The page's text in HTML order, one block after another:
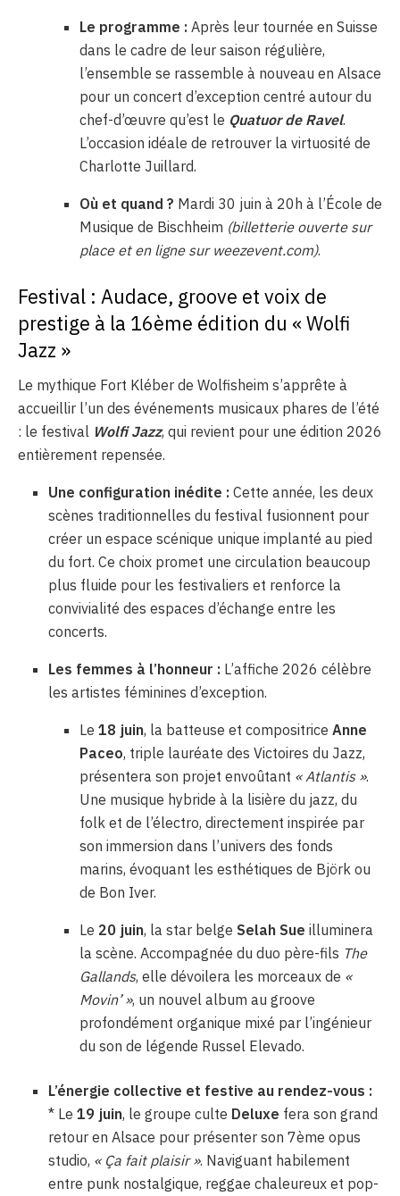
Le programme :Après leur tournée en Suisse
dans le cadre de leur saison régulière,
l’ensemble se rassemble à nouveau en Alsace
pour un concert d’exception centré autour du
chef-d’œuvre qu’est le Quatuor de Ravel.
L’occasion idéale de retrouver la virtuosité de
Charlotte Juillard.
Où et quand ? Mardi 30 juin à 20h à l’École de
Musique de Bischheim (billetterie ouverte sur
place et en ligne sur weezevent.com).
Festival : Audace, groove et voix de
prestige à la 16ème édition du « Wolfi
Jazz »
Le mythique Fort Kléber de Wolfisheim s’apprête à
accueillir l’un des événements musicaux phares de l’été
: le festival Wolfi Jazz, qui revient pour une édition 2026
entièrement repensée.
Une configuration inédite : Cette année, les deux
scènes traditionnelles du festival fusionnent pour
créer un espace scénique unique implanté au pied
du fort. Ce choix promet une circulation beaucoup
plus fluide pour les festivaliers et renforce la
convivialité des espaces d’échange entre les
concerts.
Les femmes à l’honneur : L’affiche 2026 célèbre
les artistes féminines d’exception.
Le 18 juin, la batteuse et compositrice Anne
Paceo, triple lauréate des Victoires du Jazz,
présentera son projet envoûtant « Atlantis ».
Une musique hybride à la lisière du jazz, du
folk et de l’électro, directement inspirée par
son immersion dans l’univers des fonds
marins, évoquant les esthétiques de Björk ou
de Bon Iver.
Le 20 juin, la star belge Selah Sue illuminera
la scène. Accompagnée du duo père-fils The
Gallands, elle dévoilera les morceaux de «
Movin’ », un nouvel album au groove
profondément organique mixé par l’ingénieur
du son de légende Russel Elevado.
L’énergie collective et festive au rendez-vous :
* Le19 juin, le groupe culte Deluxe fera son grand
retour en Alsace pour présenter son 7ème opus
studio, « Ça fait plaisir ». Naviguant habilement
entre punk nostalgique, reggae chaleureux et pop-